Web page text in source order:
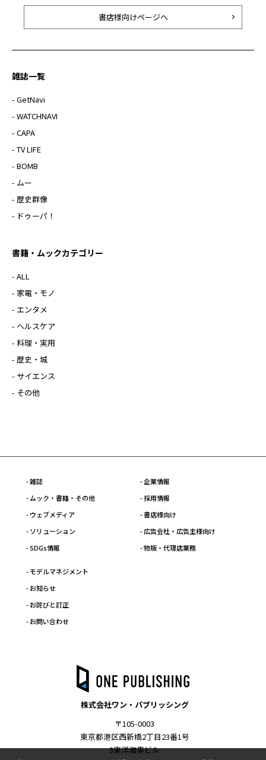
書店様向けページへ
雑誌一覧
- GetNavi
- WATCHNAVI
- CAPA
- TV LIFE
- BOMB
- ムー
- 歴史群像
- ドゥーパ！
書籍・ムックカテゴリー
- ALL
- 家電・モノ
- エンタメ
- ヘルスケア
- 料理・実用
- 歴史・城
- サイエンス
- その他
- 雑誌
- ムック・書籍・その他
- ウェブメディア
- ソリューション
- SDGs情報
- 企業情報
- 採用情報
- 書店様向け
- 広告会社・広告主様向け
- 物販・代理店業務
- モデルマネジメント
- お知らせ
- お詫びと訂正
- お問い合わせ
株式会社ワン・パブリッシング
〒105-0003
東京都港区西新橋2丁目23番1号
3東洋海事ビル